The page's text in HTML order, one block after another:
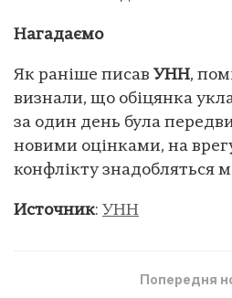
Нагадаємо
Як раніше писав УНН,
визнали, що обіцянка
за один день була
новими оцінками, на
конфлікту знадобляться
Источник: УНН
Попередня